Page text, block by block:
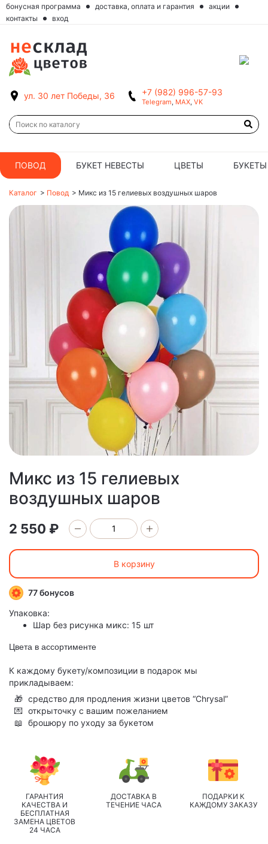
бонусная программа доставка, оплата и гарантия
акции
контакты
вход
ул. 30 лет Победы, 36 +7 (982) 996-57-93
Telegram, MAX, VK
ПОВОД БУКЕТ НЕВЕСТЫ ЦВЕТЫ БУКЕТЫ
Каталог > Повод > Микс из 15 гелиевых воздушных шаров
Микс из 15 гелиевых
воздушных шаров
2 550 ₽
В корзину
77 бонусов
Упаковка:
Шар без рисунка микс: 15 шт
Цвета в ассортименте
К каждому букету/композиции в подарок мы
прикладываем:
🎁 средство для продления жизни цветов “Chrysal”
💌 открыточку с вашим пожеланием
📖 брошюру по уходу за букетом
ГАРАНТИЯ
КАЧЕСТВА И
БЕСПЛАТНАЯ
ЗАМЕНА ЦВЕТОВ
24 ЧАСА
ДОСТАВКА В
ТЕЧЕНИЕ ЧАСА
ПОДАРКИ К
КАЖДОМУ ЗАКАЗУ